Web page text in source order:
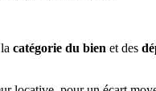
catégorie du bien et des